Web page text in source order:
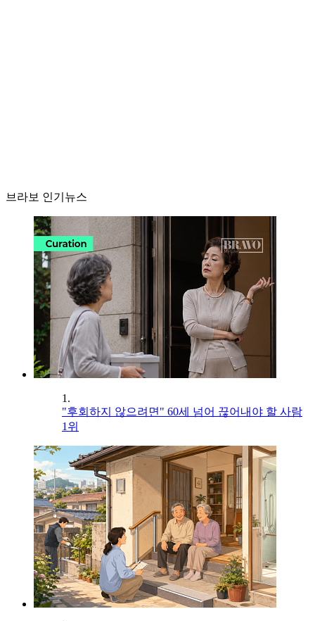
브라보 인기뉴스
1.
"후회하지 않으려면" 60세 넘어 끊어내야 할 사람
1위